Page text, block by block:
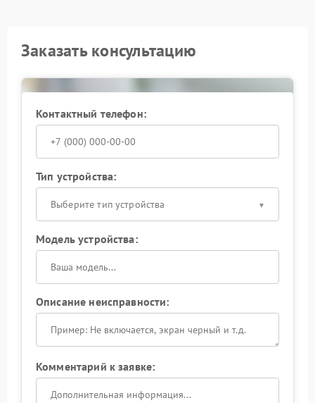
Заказать консультацию
Контактный телефон:
Тип устройства:
Выберите тип устройства
Модель устройства:
Описание неисправности:
Комментарий к заявке: